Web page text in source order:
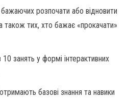
розпочати або відновити
також тих, хто бажає «прокачати»
занять у формі інтерактивних
базові знання та навики